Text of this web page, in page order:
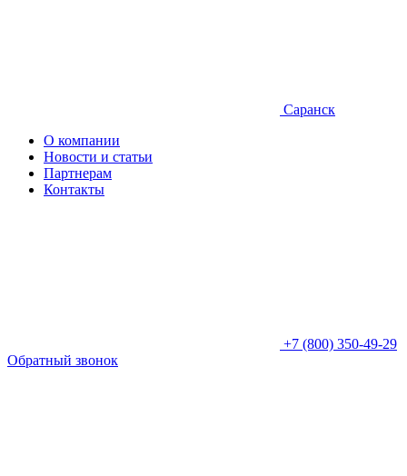
Саранск
О компании
Новости и статьи
Партнерам
Контакты
+7 (800) 350-49-29
Обратный звонок